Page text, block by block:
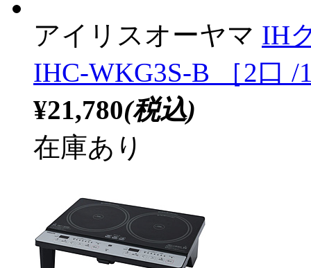
アイリスオーヤマ IH
IHC-WKG3S-B ［2口 /
¥21,780(税込)
在庫あり